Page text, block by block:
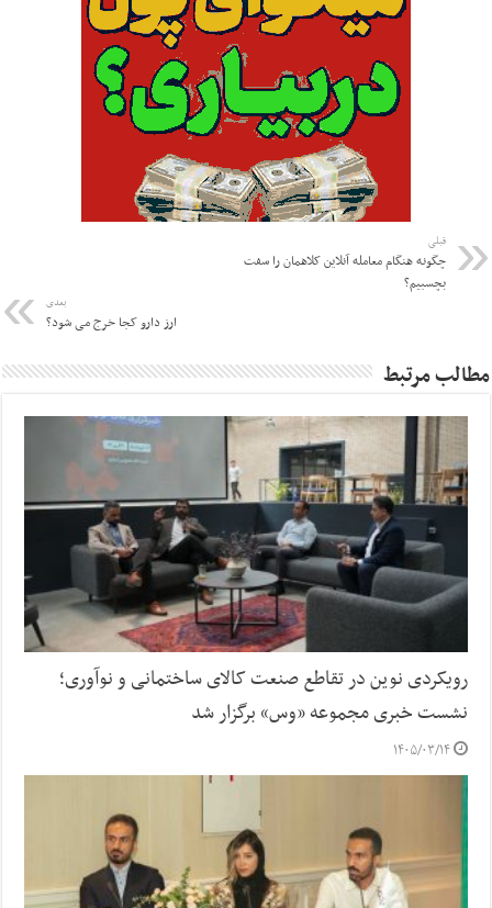
قبلی
چگونه هنگام معامله آنلاین کلاهمان را سفت
بچسبیم؟
بعدی
ارز دارو کجا خرج می شود؟
مطالب مرتبط
رویکردی نوین در تقاطع صنعت کالای ساختمانی و نوآوری؛
نشست خبری مجموعه «وس» برگزار شد
۱۴۰۵/۰۳/۱۴